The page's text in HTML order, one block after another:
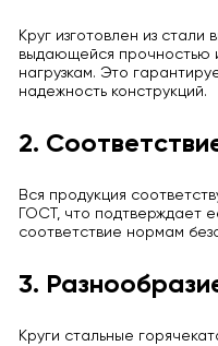
Круг изготовлен из
выдающейся прочностью
нагрузкам. Это
надежность конструкций.
2.
Вся продукция
ГОСТ, что подтверждает
соответствие нормам
3.
Круги стальные